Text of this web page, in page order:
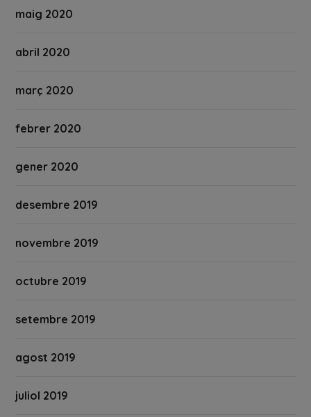
maig 2020
abril 2020
març 2020
febrer 2020
gener 2020
desembre 2019
novembre 2019
octubre 2019
setembre 2019
agost 2019
juliol 2019